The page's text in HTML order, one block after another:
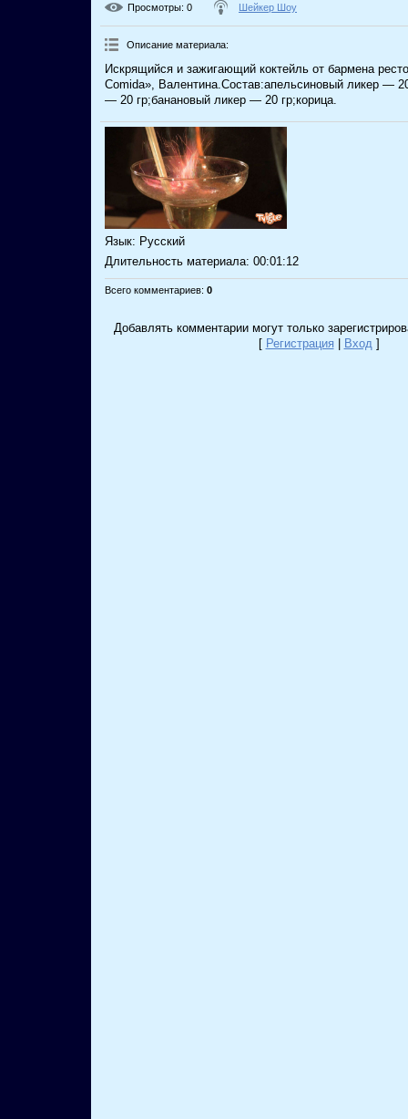
Просмотры: 0 Шейкер Шоу
Описание материала:
Искрящийся и зажигающий коктейль от бармена
Comida», Валентина.Состав:апельсиновый ликер —
— 20 гр;банановый ликер — 20 гр;корица.
Язык: Русский
Длительность материала: 00:01:12
Всего комментариев: 0
Добавлять комментарии могут только
[ Регистрация Вход]